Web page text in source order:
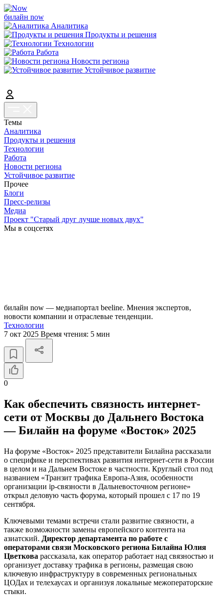
билайн now
Аналитика
Продукты и решения
Технологии
Работа
Новости региона
Устойчивое развитие
Темы
Аналитика
Продукты и решения
Технологии
Работа
Новости региона
Устойчивое развитие
Прочее
Блоги
Пресс-релизы
Медиа
Проект "Старый друг лучше новых двух"
Мы в соцсетях
билайн now — медиапортал beeline. Мнения экспертов,
новости компании и отраслевые тенденции.
Технологии
7 окт 2025 Время чтения: 5 мин
0
Как обеспечить связность интернет-
сети от Москвы до Дальнего Востока
— Билайн на форуме «Восток» 2025
На форуме «Восток» 2025 представители Билайна рассказали
о специфике и перспективах развития интернет-сети в России
в целом и на Дальнем Востоке в частности. Круглый стол под
названием «Транзит трафика Европа-Азия, особенности
организации ip-связности в Дальневосточном регионе»
открыл деловую часть форума, который прошел с 17 по 19
сентября.
Ключевыми темами встречи стали развитие связности, а
также возможности замены европейского контента на
азиатский. Директор департамента по работе с
операторами связи Московского региона Билайна Юлия
Цветкова рассказала, как оператор работает над связностью и
организует доставку трафика в регионы, размещая свою
ключевую инфраструктуру в современных региональных
ЦОДах и телехаусах и организуя локальные межоператорские
стыки.